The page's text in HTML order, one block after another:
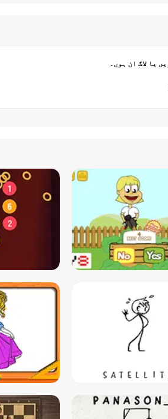
یا لاگ ان ہوں۔